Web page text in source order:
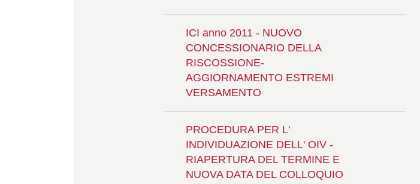
ICI anno 2011 - NUOVO
CONCESSIONARIO DELLA
RISCOSSIONE-
AGGIORNAMENTO ESTREMI
VERSAMENTO
PROCEDURA PER L'
INDIVIDUAZIONE DELL' OIV -
RIAPERTURA DEL TERMINE E
NUOVA DATA DEL COLLOQUIO